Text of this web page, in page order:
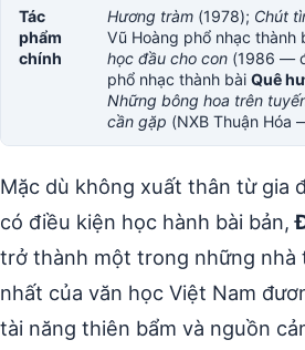
Tác
phẩm
chính
Hương tràm (1978); Chút
Vũ Hoàng phổ nhạc thành
học đầu cho con (1986 —
phổ nhạc thành bài Quê
Những bông hoa trên
cần gặp (NXB Thuận Hóa
Mặc dù không xuất thân từ gia
có điều kiện học hành bài bản,
trở thành một trong những nhà
nhất của văn học Việt Nam
tài năng thiên bẩm và nguồn